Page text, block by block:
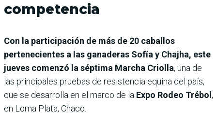
competencia
Con la participación de más de 20 caballos
pertenecientes a las ganaderas Sofía y Chajha, este
jueves comenzó la séptima Marcha Criolla, una de
las principales pruebas de resistencia equina del país,
que se desarrolla en el marco de la Expo Rodeo Trébol ,
en Loma Plata, Chaco.